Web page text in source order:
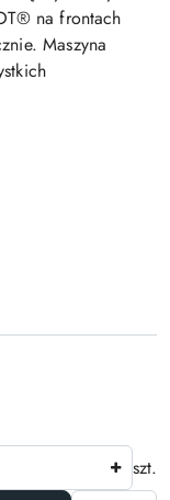
na frontach
Maszyna
szt.